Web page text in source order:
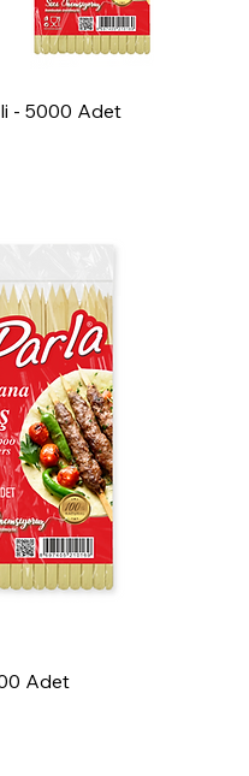
- 5000 Adet
Adet